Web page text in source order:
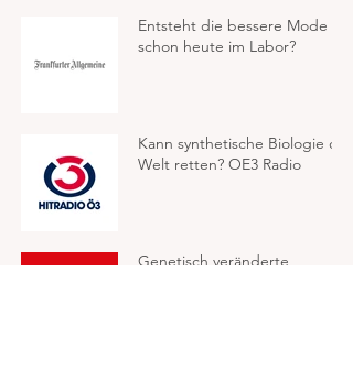
Entsteht die bessere Mode
schon heute im Labor?
Kann synthetische Biologie die
Welt retten? OE3 Radio
Genetisch veränderte